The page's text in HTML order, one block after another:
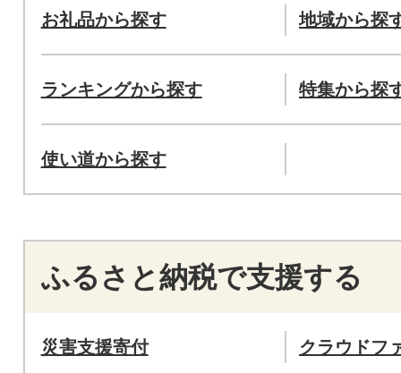
お礼品から探す 地域から探
ランキングから探す 特集から探
使い道から探す
ふるさと納税で支援する
災害支援寄付 クラウドフ